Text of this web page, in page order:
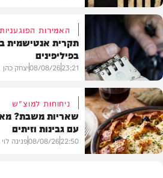
המשב"ק
חדשות
האמירות
תקרית אנטישמית
בפיליפינים
23:21
08/08/26יצחק כהן
ניחוחות למוצ"ש
שאריות משבת?
עם גבינות וזיתים
22:50
08/08/26פנינה לוי